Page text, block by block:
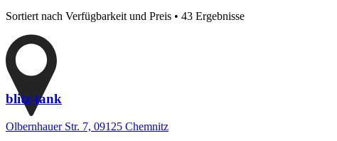
Sortiert nach Verfügbarkeit und Preis • 43 Ergebnisse
blitz-tank
Olbernhauer Str. 7, 09125 Chemnitz